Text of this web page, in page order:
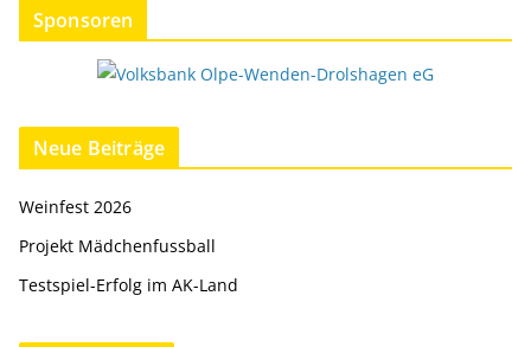
Sponsoren
Neue Beiträge
Weinfest 2026
Projekt Mädchenfussball
Testspiel-Erfolg im AK-Land